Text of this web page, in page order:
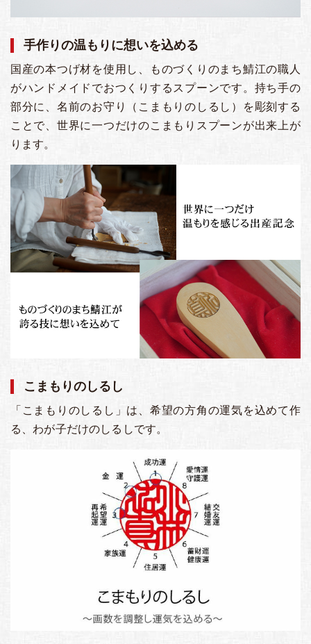
手作りの温もりに想いを込める
国産の本つげ材を使用し、ものづくりのまち鯖江の職人
がハンドメイドでおつくりするスプーンです。持ち手の
部分に、名前のお守り（こまもりのしるし）を彫刻する
ことで、世界に一つだけのこまもりスプーンが出来上が
ります。
こまもりのしるし
「こまもりのしるし」は、希望の方角の運気を込めて作
る、わが子だけのしるしです。